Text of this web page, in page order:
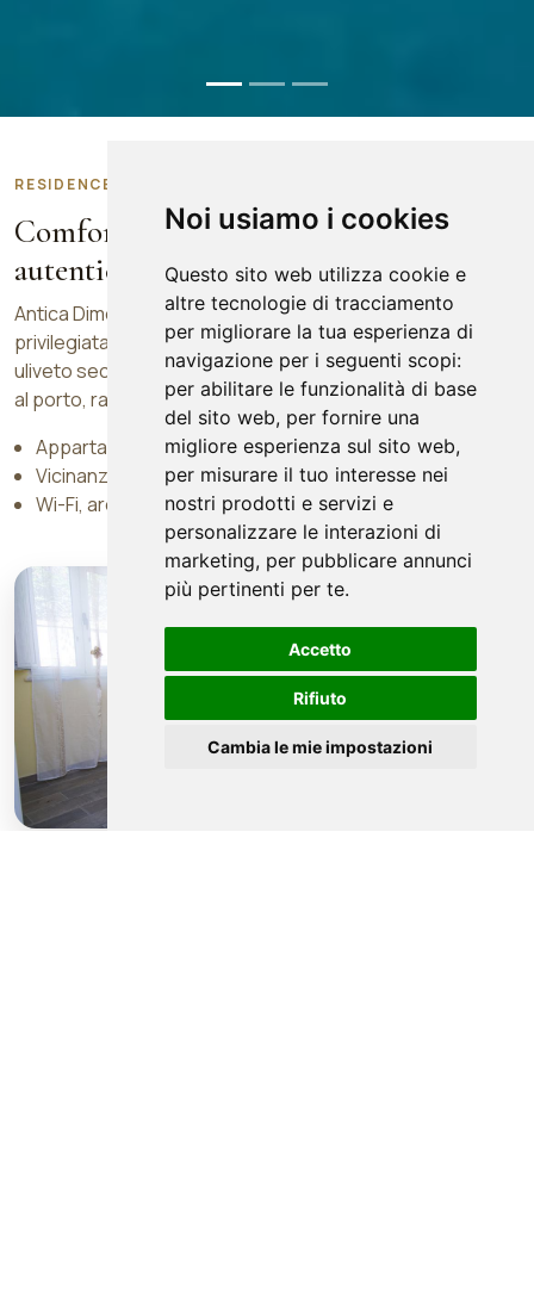
Noi usiamo i cookies
Questo sito web utilizza cookie e
altre tecnologie di tracciamento
per migliorare la tua esperienza di
navigazione per i seguenti scopi:
per abilitare le funzionalità di base
del sito web, per fornire una
migliore esperienza sul sito web,
per misurare il tuo interesse nei
nostri prodotti e servizi e
personalizzare le interazioni di
marketing, per pubblicare annunci
più pertinenti per te.
Accetto
Rifiuto
Cambia le mie impostazioni
RESIDENCE B&B A MARINA DI CAMEROTA
Comfort, posizione strategica e
autenticita cilentana
Antica Dimora Donna Filomena si trova in una zona
privilegiata di Marina di Camerota, immersa nel verde di un
uliveto secolare e vicina ai principali servizi, alle spiagge e
al porto, raggiungibili comodamente a piedi.
Appartamenti climatizzati e B&B in centro paese
Vicinanza alla spiaggia Marina delle Barche
Wi-Fi, area esterna e parcheggio in struttura
Ciao!
Se hai bisogno di informazioni scrivi
qui.
Antica Dimora Donna Filomena
Il tuo messaggio